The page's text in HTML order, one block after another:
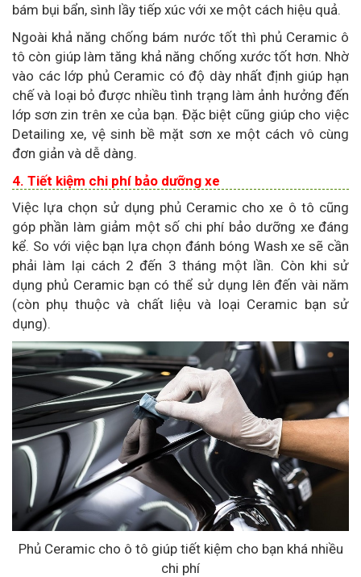
bám bụi bẩn, sình lầy tiếp xúc với xe một cách hiệu quả.
Ngoài khả năng chống bám nước tốt thì phủ Ceramic ô
tô còn giúp làm tăng khả năng chống xước tốt hơn. Nhờ
vào các lớp phủ Ceramic có độ dày nhất định giúp hạn
chế và loại bỏ được nhiều tình trạng làm ảnh hưởng đến
lớp sơn zin trên xe của bạn. Đặc biệt cũng giúp cho việc
Detailing xe, vệ sinh bề mặt sơn xe một cách vô cùng
đơn giản và dễ dàng.
4. Tiết kiệm chi phí bảo dưỡng xe
Việc lựa chọn sử dụng phủ Ceramic cho xe ô tô cũng
góp phần làm giảm một số chi phí bảo dưỡng xe đáng
kể. So với việc bạn lựa chọn đánh bóng Wash xe sẽ cần
phải làm lại cách 2 đến 3 tháng một lần. Còn khi sử
dụng phủ Ceramic bạn có thể sử dụng lên đến vài năm
(còn phụ thuộc và chất liệu và loại Ceramic bạn sử
dụng).
Phủ Ceramic cho ô tô giúp tiết kiệm cho bạn khá nhiều
chi phí